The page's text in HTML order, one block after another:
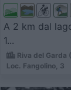
A 2 km dal
1...
Riva del Garda
Loc. Fangolino, 3